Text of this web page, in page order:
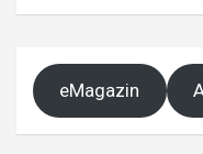
eMagazin